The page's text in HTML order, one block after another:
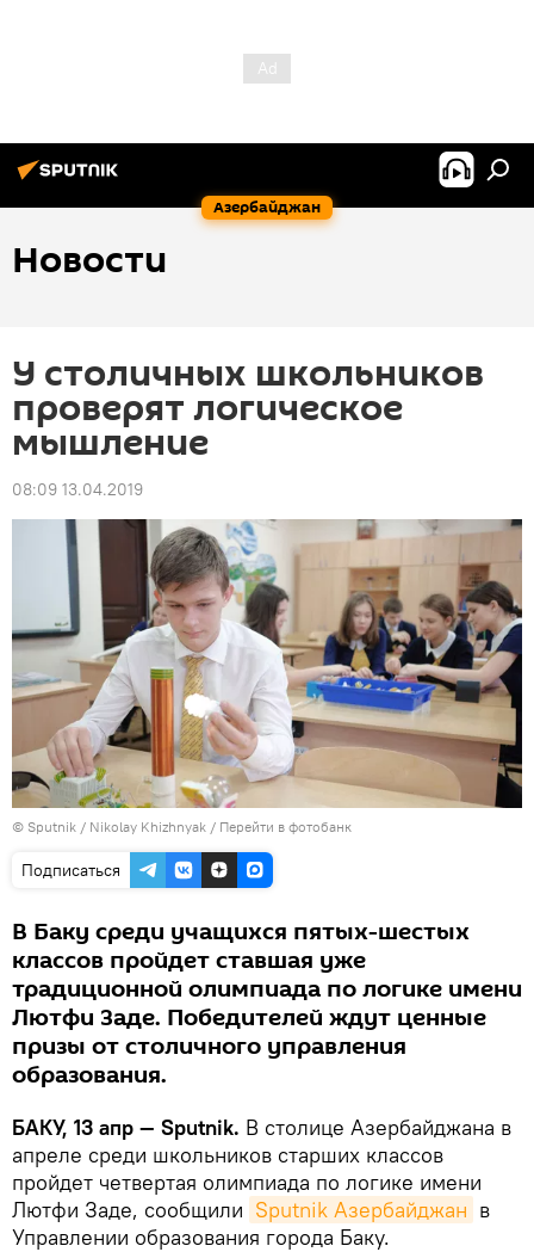
Азербайджан
Новости
У столичных школьников
проверят логическое
мышление
08:09 13.04.2019
© Sputnik / Nikolay Khizhnyak / Перейти в фотобанк
Подписаться
В Баку среди учащихся пятых-шестых
классов пройдет ставшая уже
традиционной олимпиада по логике имени
Лютфи Заде. Победителей ждут ценные
призы от столичного управления
образования.
БАКУ, 13 апр — Sputnik. В столице Азербайджана в
апреле среди школьников старших классов
пройдет четвертая олимпиада по логике имени
Лютфи Заде, сообщили Sputnik Азербайджан в
Управлении образования города Баку.